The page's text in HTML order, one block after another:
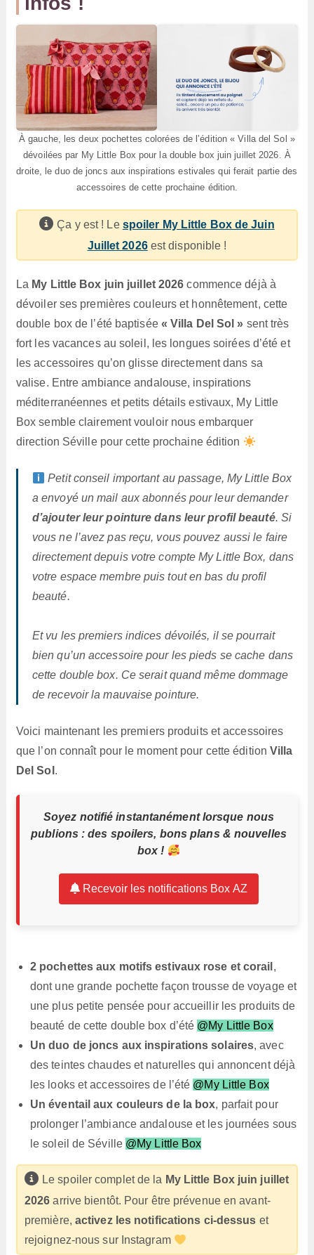
À gauche, les deux pochettes colorées de l’édition « Villa del Sol »
dévoilées par My Little Box pour la double box juin juillet 2026. À
droite, le duo de joncs aux inspirations estivales qui ferait partie des
accessoires de cette prochaine édition.
Ça y est ! Le spoiler My Little Box de Juin
Juillet 2026est disponible !
La My Little Box juin juillet 2026 commence déjà à
dévoiler ses premières couleurs et honnêtement, cette
double box de l’été baptisée « Villa Del Sol » sent très
fort les vacances au soleil, les longues soirées d’été et
les accessoires qu’on glisse directement dans sa
valise. Entre ambiance andalouse, inspirations
méditerranéennes et petits détails estivaux, My Little
Box semble clairement vouloir nous embarquer
direction Séville pour cette prochaine édition
Petit conseil important au passage, My Little Box
a envoyé un mail aux abonnés pour leur demander
d’ajouter leur pointure dans leur profil beauté. Si
vous ne l’avez pas reçu, vous pouvez aussi le faire
directement depuis votre compte My Little Box, dans
votre espace membre puis tout en bas du profil
beauté.
Et vu les premiers indices dévoilés, il se pourrait
bien qu’un accessoire pour les pieds se cache dans
cette double box. Ce serait quand même dommage
de recevoir la mauvaise pointure.
Voici maintenant les premiers produits et accessoires
que l’on connaît pour le moment pour cette éditionVilla
Del Sol .
Soyez notifié instantanément lorsque nous
publions : des spoilers, bons plans & nouvelles
box !
Recevoir les notifications Box AZ
2 pochettes aux motifs estivaux rose et corail ,
dont une grande pochette façon trousse de voyage et
une plus petite pensée pour accueillir les produits de
beauté de cette double box d’été @My Little Box
Un duo de joncs aux inspirations solaires, avec
des teintes chaudes et naturelles qui annoncent déjà
les looks et accessoires de l’été @My Little Box
Un éventail aux couleurs de la box, parfait pour
prolonger l’ambiance andalouse et les journées sous
le soleil de Séville @My Little Box
Le spoiler complet de la My Little Box juin juillet
2026 arrive bientôt. Pour être prévenue en avant-
première, activez les notifications ci-dessus et
rejoignez-nous sur Instagram